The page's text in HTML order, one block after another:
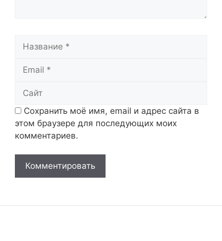
Сохранить моё имя, email и адрес сайта в
этом браузере для последующих моих
комментариев.